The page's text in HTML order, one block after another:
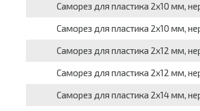
Саморез для пластика 2х10 мм,
Саморез для пластика 2х10 мм,
Саморез для пластика 2х12 мм,
Саморез для пластика 2х12 мм,
Саморез для пластика 2х14 мм,